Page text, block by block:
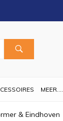
MEER....
& Eindhoven